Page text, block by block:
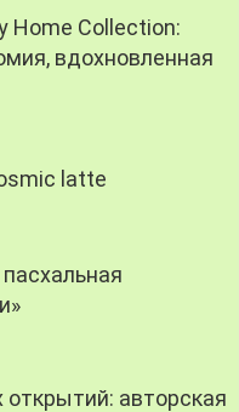
Home Collection:
вдохновленная
latte
авторская